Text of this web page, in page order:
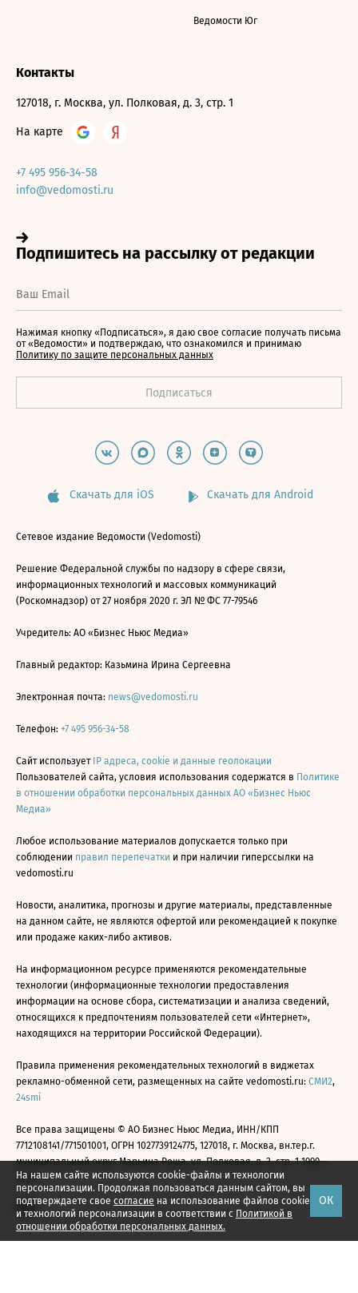
На нашем сайте используются cookie-файлы и технологии
персонализации. Продолжая пользоваться данным сайтом, вы
подтверждаете свое согласие на использование файлов cookie
и технологий персонализации в соответствии с Политикой в
отношении обработки персональных данных.
ОК
Ведомости Юг
Контакты
127018, г. Москва, ул. Полковая, д. 3, стр. 1
На карте
+7 495 956-34-58
info@vedomosti.ru
Нажимая кнопку «Подписаться», я даю свое согласие получать письма
от «Ведомости» и подтверждаю, что ознакомился и принимаю
Политику по защите персональных данных
Скачать для iOS Скачать для Android
Сетевое издание Ведомости (Vedomosti)
Решение Федеральной службы по надзору в сфере связи,
информационных технологий и массовых коммуникаций
(Роскомнадзор) от 27 ноября 2020 г. ЭЛ № ФС 77-79546
Учредитель: АО «Бизнес Ньюс Медиа»
Главный редактор: Казьмина Ирина Сергеевна
Электронная почта: news@vedomosti.ru
Телефон: +7 495 956-34-58
Сайт использует IP адреса, cookie и данные геолокации
Пользователей сайта, условия использования содержатся в Политике
в отношении обработки персональных данных АО «Бизнес Ньюс
Медиа»
Любое использование материалов допускается только при
соблюдении правил перепечатки и при наличии гиперссылки на
vedomosti.ru
Новости, аналитика, прогнозы и другие материалы, представленные
на данном сайте, не являются офертой или рекомендацией к покупке
или продаже каких-либо активов.
На информационном ресурсе применяются рекомендательные
технологии (информационные технологии предоставления
информации на основе сбора, систематизации и анализа сведений,
относящихся к предпочтениям пользователей сети «Интернет»,
находящихся на территории Российской Федерации).
Правила применения рекомендательных технологий в виджетах
рекламно-обменной сети, размещенных на сайте vedomosti.ru: СМИ2,
24smi
Все права защищены © АО Бизнес Ньюс Медиа, ИНН/КПП
7712108141/771501001, ОГРН 1027739124775, 127018, г. Москва, вн.тер.г.
муниципальный округ Марьина Роща, ул. Полковая, д. 3, стр. 1 1999—
2026